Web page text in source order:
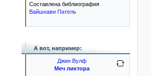
Составлена библиография
Вайшнави Патель
А вот, например:
Джин Вулф
Меч ликтора